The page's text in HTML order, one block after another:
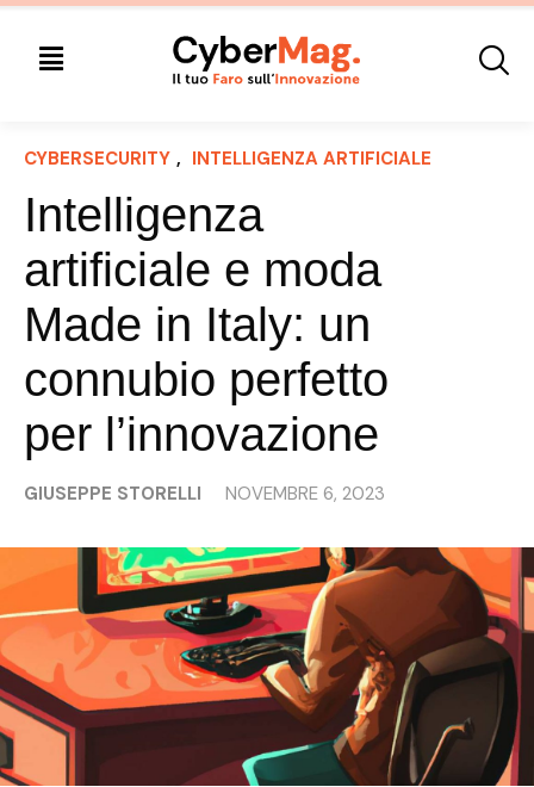
CYBERSECURITY , INTELLIGENZA ARTIFICIALE
Intelligenza
artificiale e moda
Made in Italy: un
connubio perfetto
per l’innovazione
GIUSEPPE STORELLI NOVEMBRE 6, 2023